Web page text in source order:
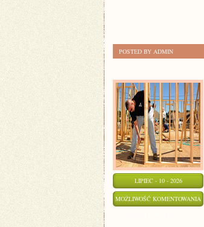
POSTED BY ADMIN
LIPIEC - 10 - 2026
MOŻLIWOŚĆ KOMENTOWANIA